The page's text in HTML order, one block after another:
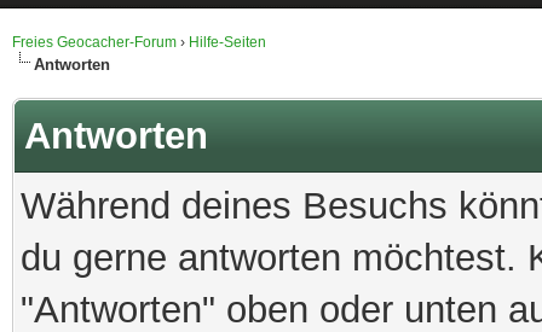
Freies Geocacher-Forum › Hilfe-Seiten
Antworten
Antworten
Während deines Besuchs
du gerne antworten möchtest.
"Antworten" oben oder unten